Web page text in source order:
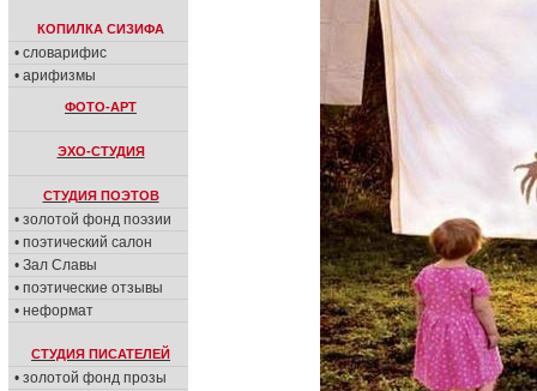
КОПИЛКА СИЗИФА
• словарифис
• арифизмы
ФОТО-АРТ
ЭХО-СТУДИЯ
СТУДИЯ ПОЭТОВ
• золотой фонд поэзии
• поэтический салон
• Зал Славы
• поэтические отзывы
• неформат
СТУДИЯ ПИСАТЕЛЕЙ
• золотой фонд прозы